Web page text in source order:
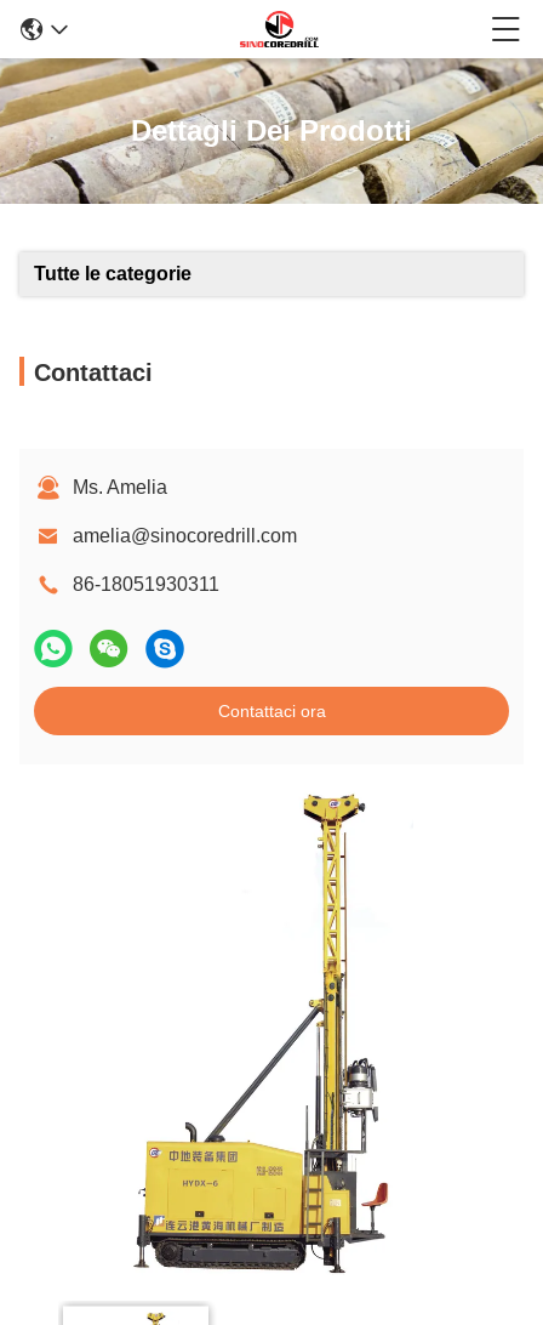
Dettagli Dei Prodotti
Tutte le categorie
Contattaci
Ms. Amelia
amelia@sinocoredrill.com
86-18051930311
Contattaci ora